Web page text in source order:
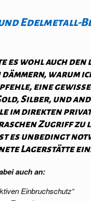
Edelmetall-
es wohl auch den
warum
eine
Silber, und
im direkten
Zugriff zu
es unbedingt
Lagerstätte
auch an:
Einbruchschutz“